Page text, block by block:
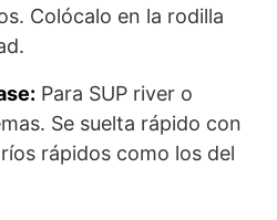
Colócalo en la rodilla
Para SUP river o
Se suelta rápido con
rápidos como los del